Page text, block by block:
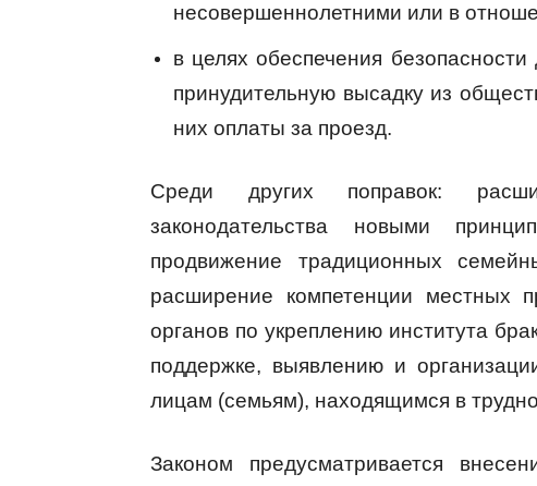
несовершеннолетними или в
в целях обеспечения
принудительную высадку из
них оплаты за проезд.
Среди других поправок:
законодательства новыми
продвижение традиционных
расширение компетенции местных
органов по укреплению института
поддержке, выявлению и
лицам (семьям), находящимся в
Законом предусматривается